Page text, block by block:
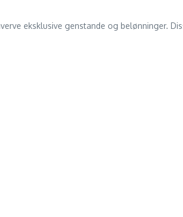
eksklusive genstande og belønninger.